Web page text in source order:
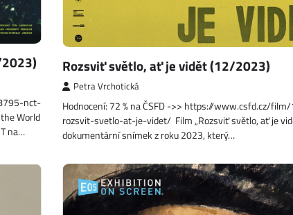
nct-
World
na…
Rozsviť světlo, ať je vidět (12/2023)
Petra Vrchotická
Hodnocení: 72 % na ČSFD ->> https://www.csfd.cz/
rozsvit-svetlo-at-je-videt/ Film „Rozsviť světlo, ať je
dokumentární snímek z roku 2023, který…